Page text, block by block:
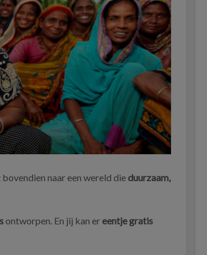
naar een wereld dieduurzaam,
ontworpen. En jij kan ereentje gratis